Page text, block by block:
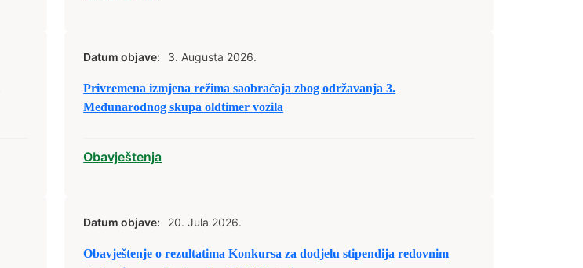
Datum objave: 3. Augusta 2026.
Privremena izmjena režima saobraćaja zbog održavanja 3.
Međunarodnog skupa oldtimer vozila
Obavještenja
Datum objave: 20. Jula 2026.
Obavještenje o rezultatima Konkursa za dodjelu stipendija redovnim